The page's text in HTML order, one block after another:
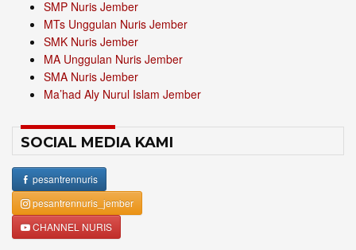
SMP Nuris Jember
MTs Unggulan Nuris Jember
SMK Nuris Jember
MA Unggulan Nuris Jember
SMA Nuris Jember
Ma’had Aly Nurul Islam Jember
SOCIAL MEDIA KAMI
pesantrennuris
pesantrennuris_jember
CHANNEL NURIS